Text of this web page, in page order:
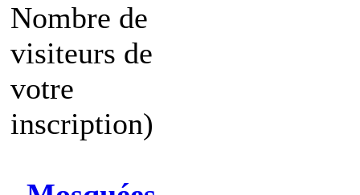
Nombre de
visiteurs de
votre
inscription)